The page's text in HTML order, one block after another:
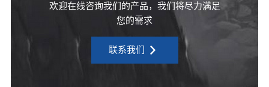
欢迎在线咨询我们的产品，我们将尽力满足
您的需求
联系我们 